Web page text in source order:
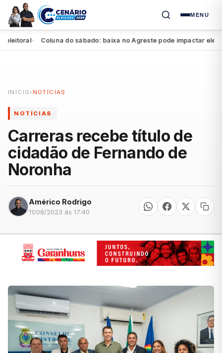
MENU
● Coluna do sábado: baixa no Agreste pode impactar eleição
INÍCIO › NOTÍCIAS
NOTÍCIAS
Carreras recebe título de
cidadão de Fernando de
Noronha
Américo Rodrigo
11/08/2023 às 17:40